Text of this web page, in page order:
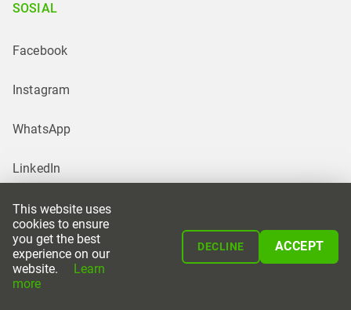
SOSIAL
Facebook
Instagram
WhatsApp
LinkedIn
Powered by
This website uses
cookies to ensure
you get the best
experience on our
website.
Learn
more
DECLINE ACCEPT